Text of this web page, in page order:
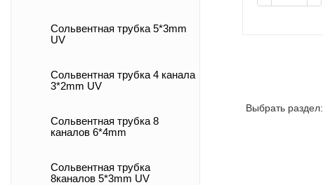
Сольвентная трубка 5*3mm
UV
Сольвентная трубка 4 канала
3*2mm UV
Сольвентная трубка 8
каналов 6*4mm
Сольвентная трубка
8каналов 5*3mm UV
Выбрать раздел: